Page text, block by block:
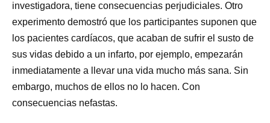
investigadora, tiene consecuencias perjudiciales. Otro
experimento demostró que los participantes suponen que
los pacientes cardíacos, que acaban de sufrir el susto de
sus vidas debido a un infarto, por ejemplo, empezarán
inmediatamente a llevar una vida mucho más sana. Sin
embargo, muchos de ellos no lo hacen. Con
consecuencias nefastas.